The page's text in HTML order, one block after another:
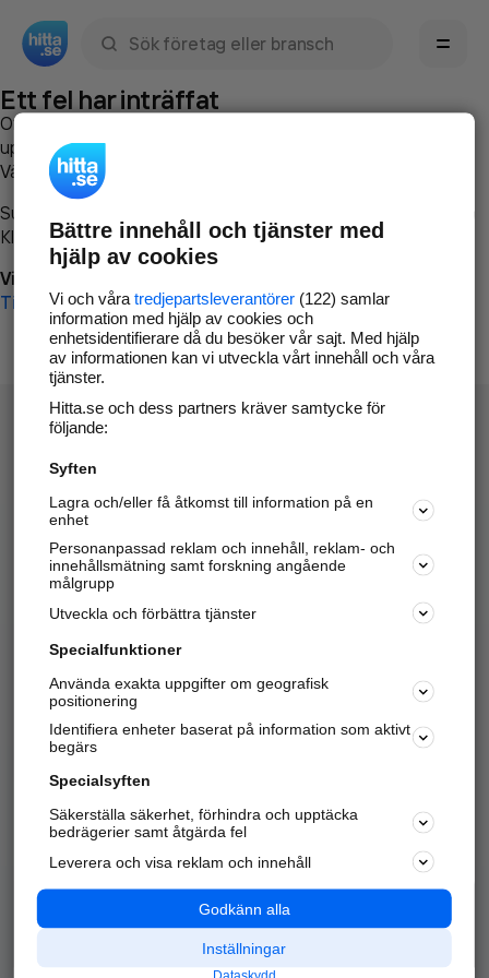
Ett fel har inträffat
Om du vill kan du
uppstod så att vi lättare och snabbare kan avhjälpa det.
Vänligen försök med följande:
Surfa till
Klicka påTillbaka-knappen i webbläsaren och försök igen
Vi beklagar besväret!
Till startsidan
Hitta.se - Gratis nummerupplysning.
Sök företag, personer och platser.
Hitta telefonnummer, adresser, företagsinfo mm.
Marknadsför företaget
Kom igång och annonsera mot
samarbetspartners nära dig.
Alla kategorier
Populära sökningar
API & Kartor
Annonsera
Integritet
Nödnummer
Bättre innehåll och tjänster med
hjälp av cookies
Vi och våra tredjepartsleverantörer(122) samlar
information med hjälp av cookies och
enhetsidentifierare då du besöker vår sajt. Med hjälp
av informationen kan vi utveckla vårt innehåll och våra
tjänster.
Hitta.se och dess partners kräver samtycke för
följande:
Syften
Lagra och/eller få åtkomst till information på en
enhet
Personanpassad reklam och innehåll, reklam- och
innehållsmätning samt forskning angående
målgrupp
Utveckla och förbättra tjänster
Specialfunktioner
Använda exakta uppgifter om geografisk
positionering
Identifiera enheter baserat på information som aktivt
begärs
Specialsyften
Säkerställa säkerhet, förhindra och upptäcka
bedrägerier samt åtgärda fel
Leverera och visa reklam och innehåll
Godkänn alla
Inställningar
Dataskydd